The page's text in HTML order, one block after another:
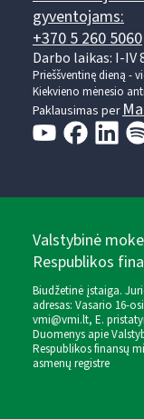
gyventojams:
+370 5 260 5060
Darbo laikas: I-IV
Prieššventinę dieną -
Kiekvieno mėnesio
Paklausimas per
Valstybinė
Respublikos
Biudžetinė įstaiga.
adresas: Vasario 16-
vmi@vmi.lt, E.
Duomenys apie
Respublikos finansų
asmenų registre